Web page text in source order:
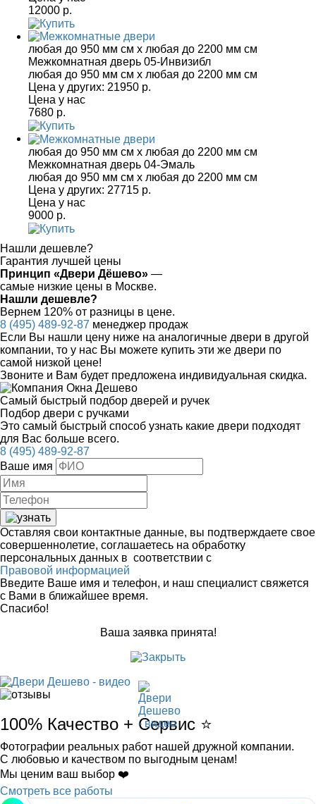
12000 р.
любая до 950 мм см x любая до 2200 мм см
Межкомнатная дверь 05-Инвизибл
любая до 950 мм см x любая до 2200 мм см
Цена у других: 21950 р.
Цена у нас
7680 р.
любая до 950 мм см x любая до 2200 мм см
Межкомнатная дверь 04-Эмаль
любая до 950 мм см x любая до 2200 мм см
Цена у других: 27715 р.
Цена у нас
9000 р.
Нашли дешевле?
Гарантия лучшей цены
Принцип «Двери Дёшево» —
самые низкие цены в Москве.
Нашли дешевле?
Вернем 120% от разницы в цене.
8 (495) 489-92-87 менеджер продаж
Если Вы нашли цену ниже на аналогичные двери в другой
компании, то у нас Вы можете купить эти же двери по
самой низкой цене!
Звоните и Вам будет предложена индивидуальная скидка.
Самый быстрый подбор дверей и ручек
Подбор двери с ручками
Это самый быстрый способ узнать какие двери подходят
для Вас больше всего.
8 (495) 489-92-87
Ваше имя
Оставляя свои контактные данные, вы подтверждаете свое
совершеннолетие, соглашаетесь на обработку
персональных данных в соответствии с
Правовой информацией
Введите Ваше имя и телефон, и наш специалист свяжется
с Вами в ближайшее время.
Спасибо!
Ваша заявка принята!
100% Качество + Сервис ⭐️
Фотографии реальных работ нашей дружной компании.
С любовью и качеством по выгодным ценам!
Мы ценим ваш выбор ❤️
Смотреть все работы